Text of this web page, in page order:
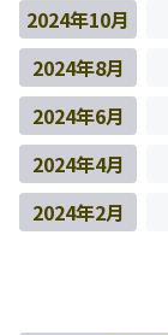
2024年10月
2024年8月
2024年6月
2024年4月
2024年2月